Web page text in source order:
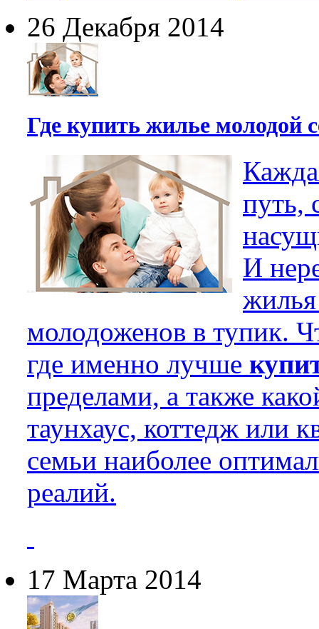
26 Декабря 2014
Где купить жилье молодой
путь,
И
жилья
молодоженов в тупик.
где именно лучше
пределами, а также
таунхаус, коттедж или
семьи наиболее
реалий.
17 Марта 2014